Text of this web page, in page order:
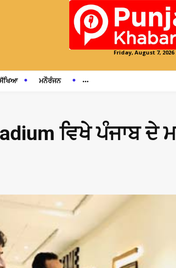
Friday, August 7, 2026
ਮਨੌਰੰਜਨ
ਵਿਖੇ ਪੰਜਾਬ ਦੇ